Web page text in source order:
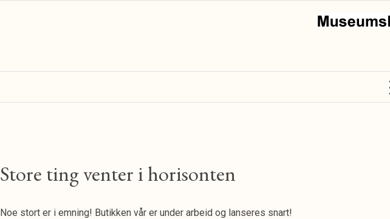
Store ting venter i horisonten
Noe stort er i emning! Butikken vår er under arbeid og lanseres snart!